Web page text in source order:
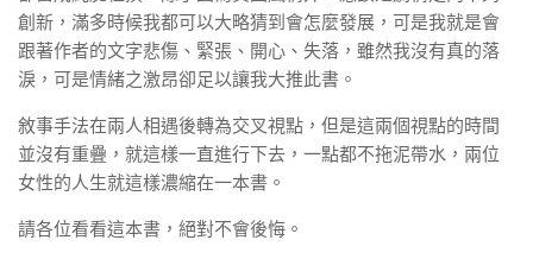
創新，滿多時候我都可以大略猜到會怎麼發展，可是我就是會
跟著作者的文字悲傷、緊張、開心、失落，雖然我沒有真的落
淚，可是情緒之激昂卻足以讓我大推此書。
敘事手法在兩人相遇後轉為交叉視點，但是這兩個視點的時間
並沒有重疊，就這樣一直進行下去，一點都不拖泥帶水，兩位
女性的人生就這樣濃縮在一本書。
請各位看看這本書，絕對不會後悔。